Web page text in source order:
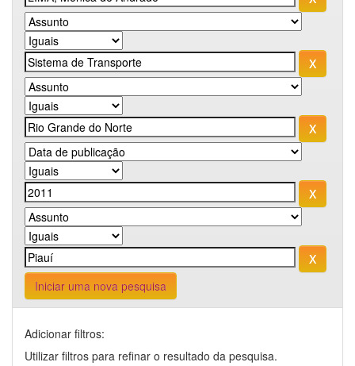
Iniciar uma nova pesquisa
Adicionar filtros:
Utilizar filtros para refinar o resultado da pesquisa.